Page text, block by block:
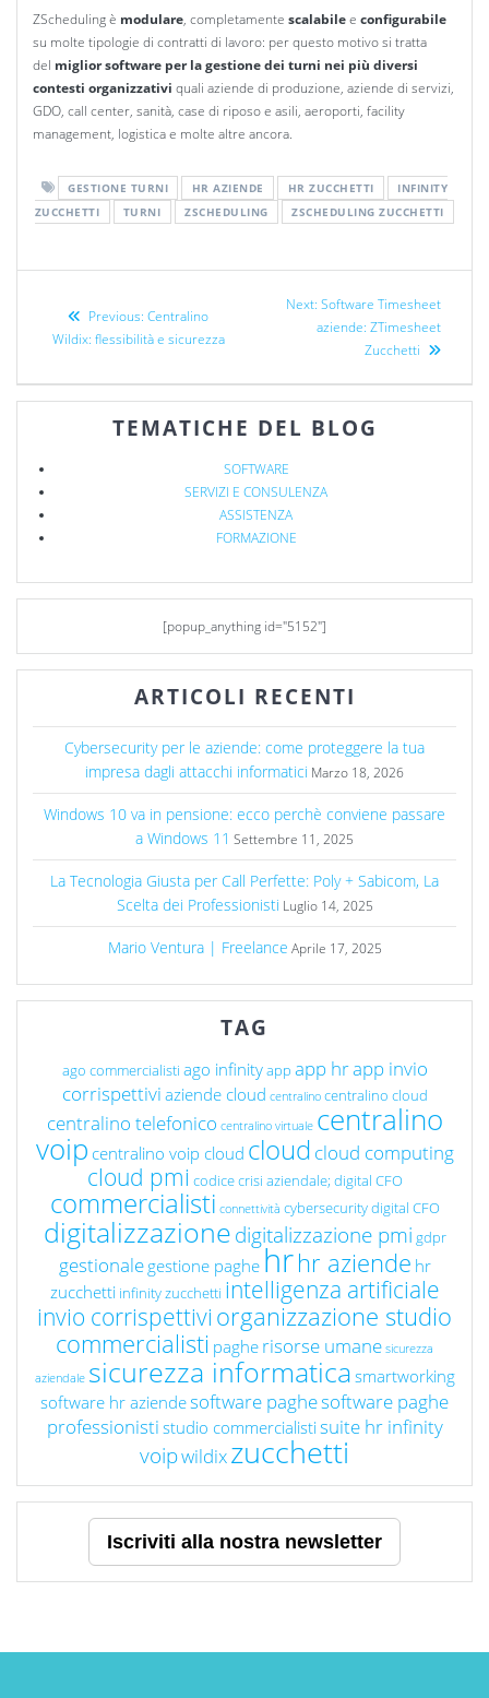
ZScheduling è modulare, completamente scalabilee configurabile
su molte tipologie di contratti di lavoro: per questo motivo si tratta
del miglior software per la gestione dei turni nei più diversi
contesti organizzativi quali aziende di produzione, aziende di servizi,
GDO, call center, sanità, case di riposo e asili, aeroporti, facility
management, logistica e molte altre ancora.
GESTIONE TURNI HR AZIENDE HR ZUCCHETTI
INFINITY
ZUCCHETTI
TURNI ZSCHEDULING ZSCHEDULING ZUCCHETTI
Previous: Centralino
Wildix: flessibilità e sicurezza
Next: Software Timesheet
aziende: ZTimesheet
Zucchetti
TEMATICHE DEL BLOG
SOFTWARE
SERVIZI E CONSULENZA
ASSISTENZA
FORMAZIONE
[popup_anything id="5152"]
ARTICOLI RECENTI
Cybersecurity per le aziende: come proteggere la tua
impresa dagli attacchi informatici Marzo 18, 2026
Windows 10 va in pensione: ecco perchè conviene passare
a Windows 11 Settembre 11, 2025
La Tecnologia Giusta per Call Perfette: Poly + Sabicom, La
Scelta dei Professionisti Luglio 14, 2025
Mario Ventura | Freelance Aprile 17, 2025
TAG
ago commercialisti ago infinityapp app hrapp invio
corrispettivi aziende cloud centralino centralino cloud
centralino telefonico centralino virtuale centralino
voip centralino voip cloud cloud cloud computing
cloud pmi codice crisi aziendale; digital CFO
commercialisti connettività cybersecuritydigital CFO
digitalizzazionedigitalizzazione pmi gdpr
gestionale gestione paghe hrhr aziende hr
zucchetti infinity zucchetti intelligenza artificiale
invio corrispettivi organizzazione studio
commercialisti paghe risorse umane sicurezza
aziendale sicurezza informatica smartworking
software hr aziendesoftware paghesoftware paghe
professionisti studio commercialisti suite hr infinity
voipwildixzucchetti
Iscriviti alla nostra newsletter